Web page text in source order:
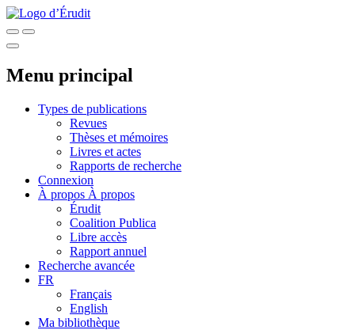
Menu principal
Types de publications
Revues
Thèses et mémoires
Livres et actes
Rapports de recherche
Connexion
À propos À propos
Érudit
Coalition Publica
Libre accès
Rapport annuel
Recherche avancée
FR
Français
English
Ma bibliothèque